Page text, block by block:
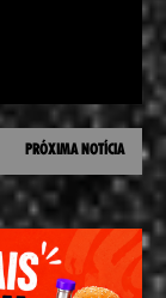
PRÓXIMA NOTÍCIA